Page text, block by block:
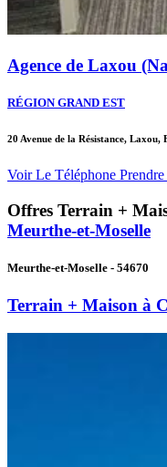
Agence de Laxou
RÉGION GRAND EST
20 Avenue de la Résistance, Laxou,
Voir Le Téléphone
Offres Terrain +
Meurthe-et-Moselle
Meurthe-et-Moselle - 54670
Terrain + Maison à